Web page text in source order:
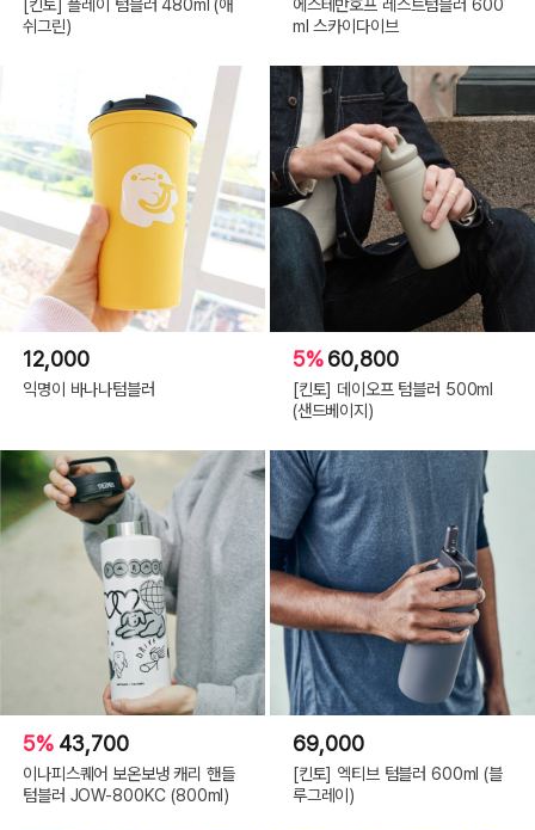
[킨토] 플레이 텀블러 480ml (애
쉬그린)
에스테반호프 레스트텀블러 600
ml 스카이다이브
12,000
익명이 바나나텀블러
5%60,800
[킨토] 데이오프 텀블러 500ml
(샌드베이지)
5% 43,700
이나피스퀘어 보온보냉 캐리 핸들
텀블러 JOW-800KC (800ml)
69,000
[킨토] 엑티브 텀블러 600ml (블
루그레이)